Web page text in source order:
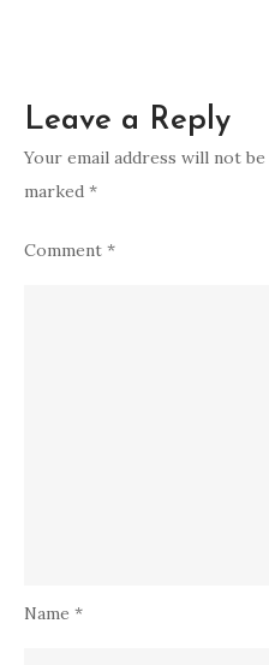
Leave a Reply
Your email address will not
marked *
Comment *
Name *